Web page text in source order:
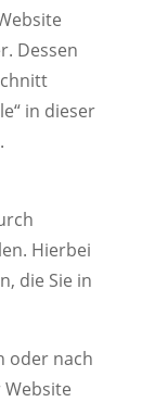
Dessen
in dieser
Hierbei
die Sie in
oder nach